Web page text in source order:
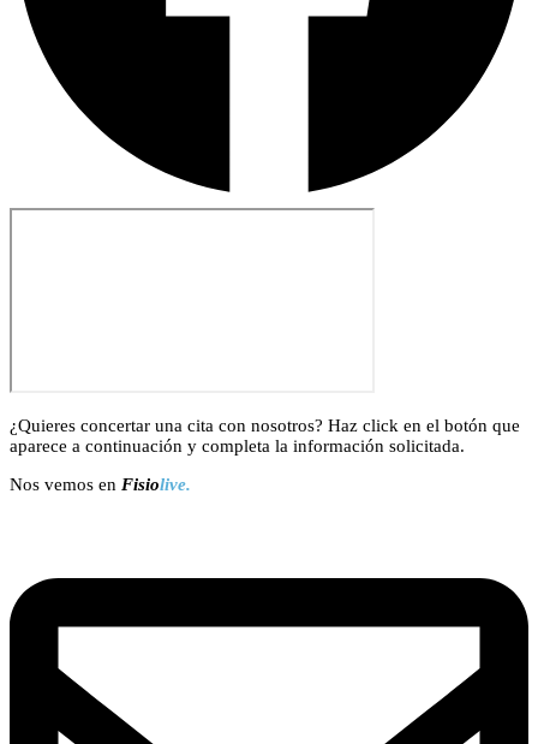
¿Quieres concertar una cita con nosotros? Haz click en el botón que
aparece a continuación y completa la información solicitada.
Nos vemos en Fisiolive.